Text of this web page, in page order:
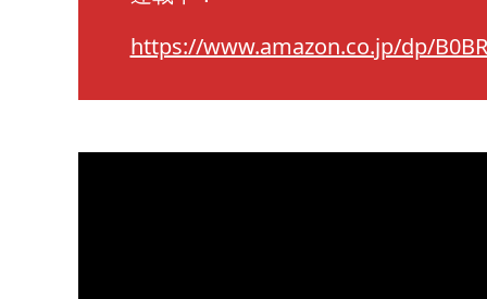
https://www.amazon.co.jp/dp/